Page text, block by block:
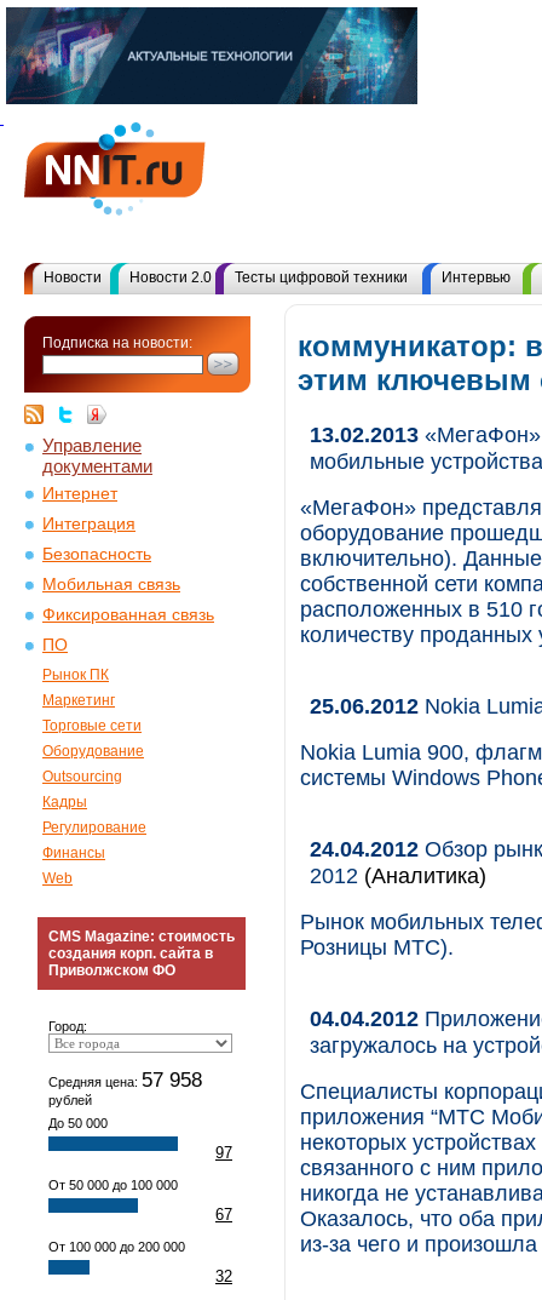
Новости Новости 2.0 Тесты цифровой техники Интервью
Подписка на новости:
Управление
документами
Интернет
Интеграция
Безопасность
Мобильная связь
Фиксированная связь
ПО
Рынок ПК
Маркетинг
Торговые сети
Оборудование
Outsourcing
Кадры
Регулирование
Финансы
Web
CMS Magazine: стоимость
создания корп. сайта в
Приволжском ФО
Город:
Средняя цена: 57 958
рублей
До 50 000
97
От 50 000 до 100 000
67
От 100 000 до 200 000
32
коммуникатор:
этим ключевым
13.02.2013 «МегаФон»
мобильные
«МегаФон»
оборудование
включительно).
собственной сети
расположенных в 510
количеству проданных
25.06.2012 Nokia
Nokia Lumia 900,
системы Windows
24.04.2012 Обзор
2012 (Аналитика)
Рынок мобильных
Розницы МТС).
04.04.2012
загружалось на
Специалисты
приложения “МТС
некоторых
связанного с ним
никогда не
Оказалось, что оба
из-за чего и